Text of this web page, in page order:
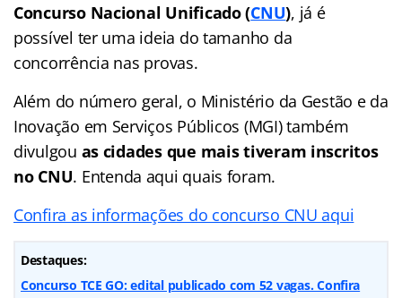
Concurso Nacional Unificado(CNU), já é
possível ter uma ideia do tamanho da
concorrência nas provas.
Além do número geral, o Ministério da Gestão e da
Inovação em Serviços Públicos (MGI) também
divulgou as cidades que mais tiveram inscritos
no CNU. Entenda aqui quais foram.
Confira as informações do concurso CNU aqui
Destaques:
Concurso TCE GO: edital publicado com 52 vagas. Confira